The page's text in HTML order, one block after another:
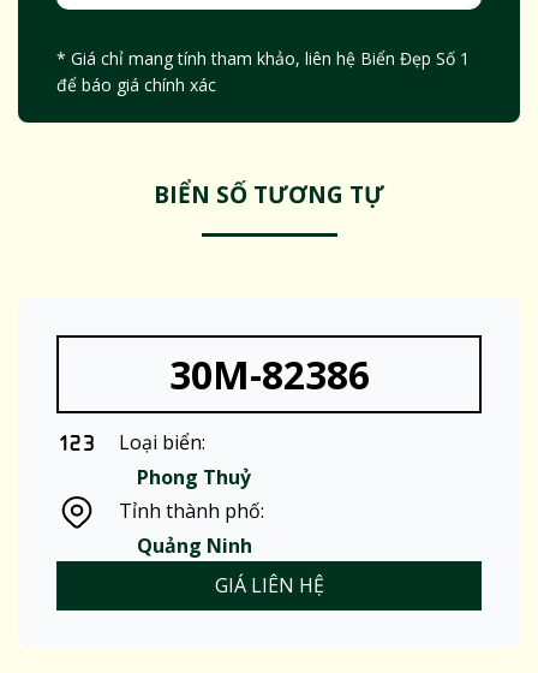
* Giá chỉ mang tính tham khảo, liên hệ Biển Đẹp Số 1
để báo giá chính xác
BIỂN SỐ TƯƠNG TỰ
30M-82386
Loại biển:
Phong Thuỷ
Tỉnh thành phố:
Quảng Ninh
GIÁ LIÊN HỆ